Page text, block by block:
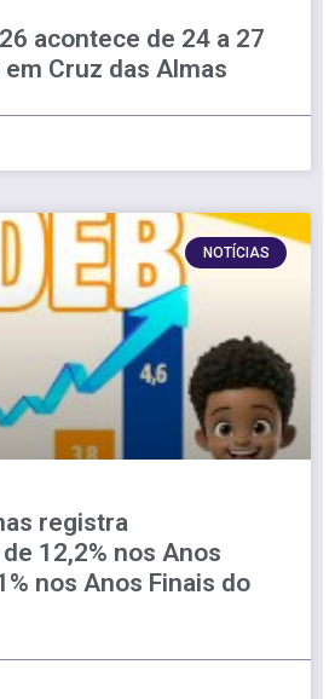
acontece de 24 a 27
Cruz das Almas
NOTÍCIAS
registra
12,2% nos Anos
nos Anos Finais do